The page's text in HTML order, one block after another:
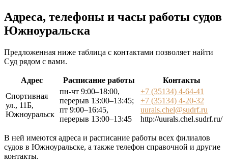
Адреса, телефоны и часы работы судов
Южноуральска
Предложенная ниже таблица с контактами позволяет найти
Суд рядом с вами.
Адрес Расписание работы
Контакты
Спортивная
ул., 11Б,
Южноуральск
пн-чт 9:00–18:00,
перерыв 13:00–13:45;
пт 9:00–16:45,
перерыв 13:00–13:45
+7 (35134) 4-64-41
+7 (35134) 4-20-32
uurals.chel@sudrf.ru
http://uurals.chel.sudrf.ru/
В ней имеются адреса и расписание работы всех филиалов
судов в Южноуральске, а также телефон справочной и другие
контакты.